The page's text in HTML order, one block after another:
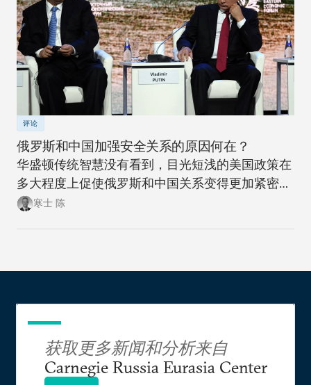
评论
俄罗斯和中国加强安全关系的原因何在？
华盛顿传统智慧没有看到，目光短浅的美国政策在
多大程度上促使俄罗斯和中国关系变得更加紧密。
此次此刻，正是美国政策制定者们重新思考制定一
寒士 陈
获取更多新闻和分析来自
Carnegie Russia Eurasia Center